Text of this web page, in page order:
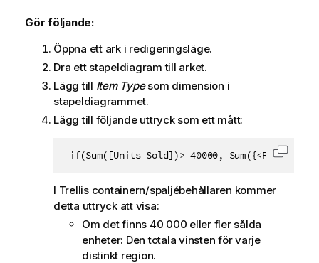
Gör följande:
Öppna ett ark i redigeringsläge.
Dra ett stapeldiagram till arket.
Lägg till Item Typesom dimension i
stapeldiagrammet.
Lägg till följande uttryck som ett mått:
=if(Sum([Units Sold])>=40000,
I Trellis containern/spaljébehållaren kommer
detta uttryck att visa:
Om det finns 40 000 eller fler sålda
enheter: Den totala vinsten för varje
distinkt region.